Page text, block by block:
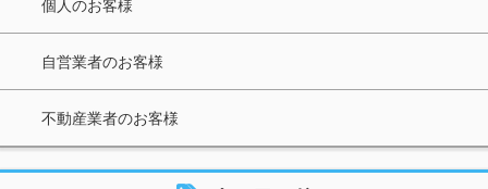
個人のお客様
自営業者のお客様
不動産業者のお客様